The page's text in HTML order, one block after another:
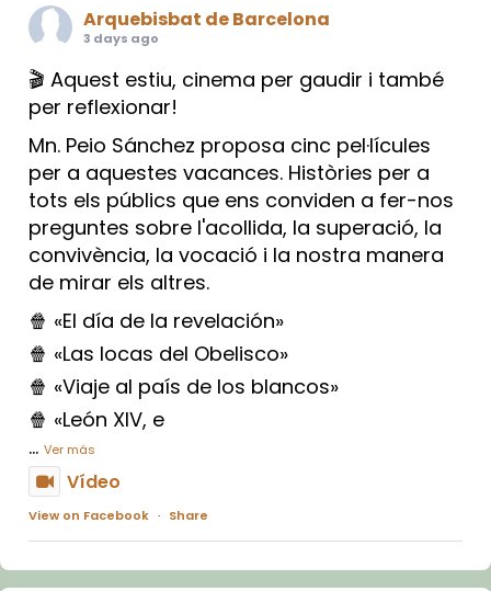
Arquebisbat de Barcelona
3 days ago
🎬 Aquest estiu, cinema per gaudir i també
per reflexionar!
Mn. Peio Sánchez proposa cinc pel·lícules
per a aquestes vacances. Històries per a
tots els públics que ens conviden a fer-nos
preguntes sobre l'acollida, la superació, la
convivència, la vocació i la nostra manera
de mirar els altres.
🍿 «El día de la revelación»
🍿 «Las locas del Obelisco»
🍿 «Viaje al país de los blancos»
🍿 «León XIV, e
... Ver más
Vídeo
View on Facebook · Share
Arquebisbat de Barcelona